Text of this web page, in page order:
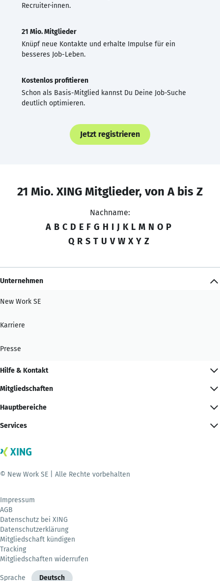
Recruiter·innen.
21 Mio. Mitglieder
Knüpf neue Kontakte und erhalte Impulse für ein
besseres Job-Leben.
Kostenlos profitieren
Schon als Basis-Mitglied kannst Du Deine Job-Suche
deutlich optimieren.
Jetzt registrieren
21 Mio. XING Mitglieder, von A bis Z
Nachname:
A B C D E F G H I J K L M N O P
Q R S T U V W X Y Z
Unternehmen
New Work SE
Karriere
Presse
Hilfe & Kontakt
Mitgliedschaften
Hauptbereiche
Services
© New Work SE | Alle Rechte vorbehalten
Impressum
AGB
Datenschutz bei XING
Datenschutzerklärung
Mitgliedschaft kündigen
Tracking
Mitgliedschaften widerrufen
Sprache Deutsch